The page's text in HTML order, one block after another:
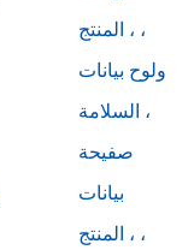
المنتج ، ،
ولوح بيانات
السلامة ،
صفيحة
بيانات
المنتج ، ،